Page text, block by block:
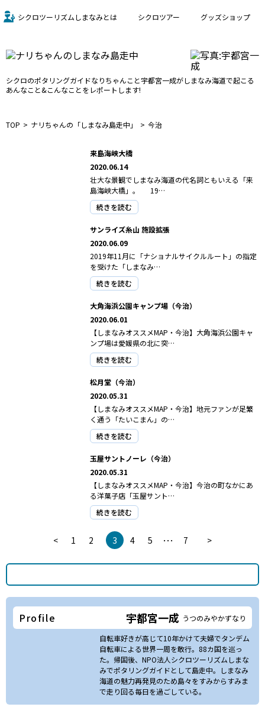
シクロツーリズムしまなみとは シクロツアー グッズショップ
シクロのポタリングガイドなりちゃんこと宇都宮一成がしまなみ海道で起こる
あんなこと&こんなことをレポートします!
TOP ナリちゃんの「しまなみ島走中」 今治
来島海峡大橋
2020.06.14
壮大な景観でしまなみ海道の代名詞ともいえる「来
島海峡大橋」。 19…
続きを読む
サンライズ糸山 施設拡張
2020.06.09
2019年11月に「ナショナルサイクルルート」の指定
を受けた「しまなみ…
続きを読む
大角海浜公園キャンプ場（今治）
2020.06.01
【しまなみオススメMAP・今治】大角海浜公園キャ
ンプ場は愛媛県の北に突…
続きを読む
松月堂（今治）
2020.05.31
【しまなみオススメMAP・今治】地元ファンが足繁
く通う「たいこまん」の…
続きを読む
玉屋サントノーレ（今治）
2020.05.31
【しまなみオススメMAP・今治】今治の町なかにあ
る洋菓子店「玉屋サント…
続きを読む
< 1 2 3 4 5 … 7 >
Profile 宇都宮一成 うつのみやかずなり
自転車好きが高じて10年かけて夫婦でタンデム
自転車による世界一周を敢行。88カ国を巡っ
た。帰国後、NPO法人シクロツーリズムしまな
みでポタリングガイドとして島走中。しまなみ
海道の魅力再発見のため島々をすみからすみま
で走り回る毎日を過ごしている。